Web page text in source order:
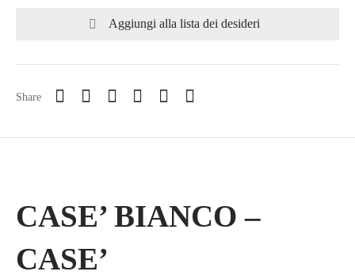
Aggiungi alla lista dei desideri
Share
CASE’ BIANCO –
CASE’